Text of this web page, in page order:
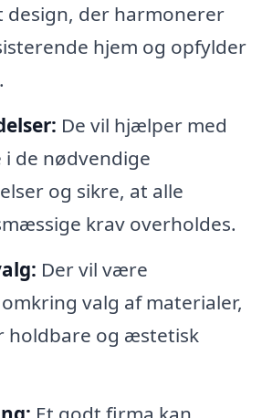
design, der harmonerer
hjem og opfylder
De vil hjælper med
de nødvendige
og sikre, at alle
krav overholdes.
Der vil være
valg af materialer,
holdbare og æstetisk